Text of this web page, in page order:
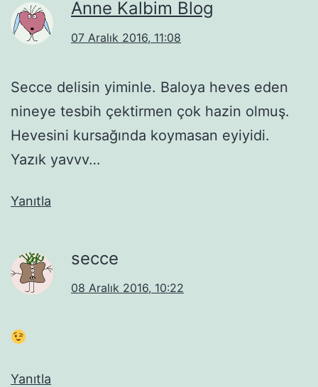
Anne Kalbim Blog
07 Aralık 2016, 11:08
Secce delisin yiminle. Baloya heves eden
nineye tesbih çektirmen çok hazin olmuş.
Hevesini kursağında koymasan eyiyidi.
Yazık yavvv…
Yanıtla
secce
08 Aralık 2016, 10:22
Yanıtla